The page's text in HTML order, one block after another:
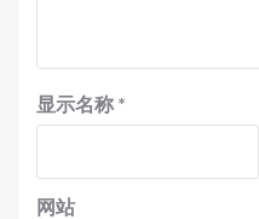
显示名称 *
网站